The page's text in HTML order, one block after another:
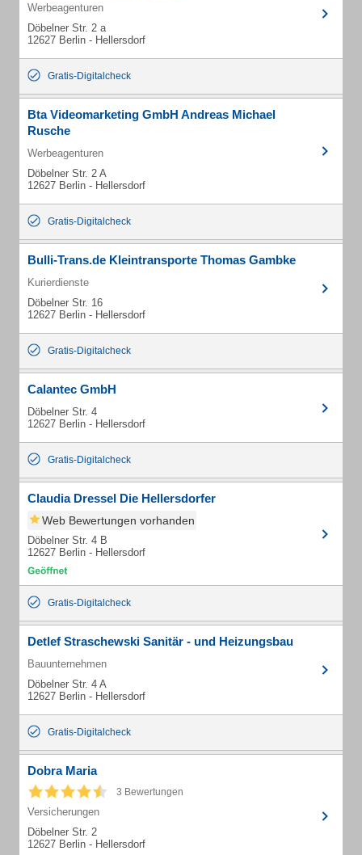
Werbeagenturen
Döbelner Str. 2 a
12627 Berlin - Hellersdorf
Gratis-Digitalcheck
Bta Videomarketing GmbH Andreas Michael
Rusche
Werbeagenturen
Döbelner Str. 2 A
12627 Berlin - Hellersdorf
Gratis-Digitalcheck
Bulli-Trans.de Kleintransporte Thomas Gambke
Kurierdienste
Döbelner Str. 16
12627 Berlin - Hellersdorf
Gratis-Digitalcheck
Calantec GmbH
Döbelner Str. 4
12627 Berlin - Hellersdorf
Gratis-Digitalcheck
Claudia Dressel Die Hellersdorfer
Web Bewertungen vorhanden
Döbelner Str. 4 B
12627 Berlin - Hellersdorf
Gratis-Digitalcheck
Detlef Straschewski Sanitär - und Heizungsbau
Bauunternehmen
Döbelner Str. 4 A
12627 Berlin - Hellersdorf
Gratis-Digitalcheck
Dobra Maria
3 Bewertungen
Versicherungen
Döbelner Str. 2
12627 Berlin - Hellersdorf